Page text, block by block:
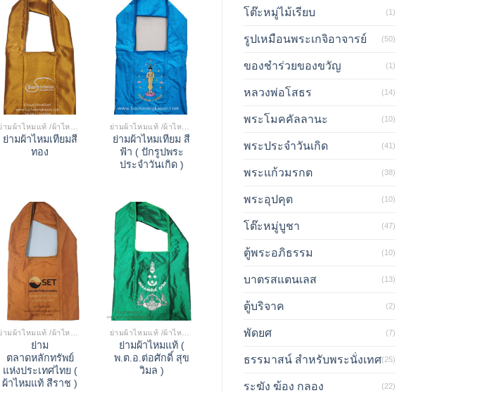
ย่ามผ้าไหมเทียมสี
ทอง
ย่ามผ้าไหมเทียม สี
ฟ้า ( ปักรูปพระ
ประจำวันเกิด )
ย่าม
ตลาดหลักทรัพย์
แห่งประเทศไทย (
ผ้าไหมแท้ สีราช )
ย่ามผ้าไหมแท้ (
พ.ต.อ.ต่อศักดิ์ สุข
วิมล )
โต๊ะหมู่ไม้เรียบ (1)
รูปเหมือนพระเกจิอาจารย์ (50)
ของชำร่วยของขวัญ (1)
หลวงพ่อโสธร (14)
พระโมคคัลลานะ (10)
พระประจำวันเกิด (41)
พระแก้วมรกต (38)
พระอุปคุต (10)
โต๊ะหมู่บูชา (47)
ตู้พระอภิธรรม (10)
บาตรสแตนเลส (13)
ตู้บริจาค (2)
พัดยศ (7)
ธรรมาสน์ สำหรับพระนั่งเทศ(25)
ระฆัง ฆ้อง กลอง (22)